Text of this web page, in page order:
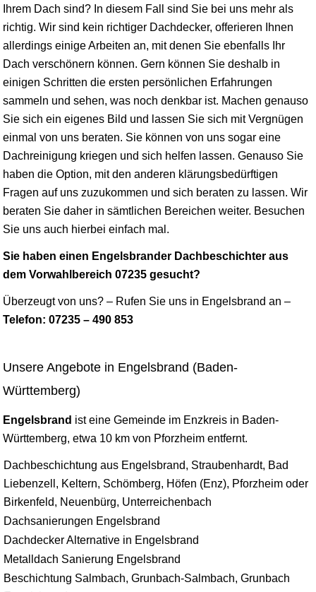
Ihrem Dach sind? In diesem Fall sind Sie bei uns mehr als
richtig. Wir sind kein richtiger Dachdecker, offerieren Ihnen
allerdings einige Arbeiten an, mit denen Sie ebenfalls Ihr
Dach verschönern können. Gern können Sie deshalb in
einigen Schritten die ersten persönlichen Erfahrungen
sammeln und sehen, was noch denkbar ist. Machen genauso
Sie sich ein eigenes Bild und lassen Sie sich mit Vergnügen
einmal von uns beraten. Sie können von uns sogar eine
Dachreinigung kriegen und sich helfen lassen. Genauso Sie
haben die Option, mit den anderen klärungsbedürftigen
Fragen auf uns zuzukommen und sich beraten zu lassen. Wir
beraten Sie daher in sämtlichen Bereichen weiter. Besuchen
Sie uns auch hierbei einfach mal.
Sie haben einen Engelsbrander Dachbeschichter aus
dem Vorwahlbereich 07235 gesucht?
Überzeugt von uns? – Rufen Sie uns in Engelsbrand an –
Telefon: 07235 – 490 853
Unsere Angebote in Engelsbrand (Baden-
Württemberg)
Engelsbrand ist eine Gemeinde im Enzkreis in Baden-
Württemberg, etwa 10 km von Pforzheim entfernt.
Dachbeschichtung aus Engelsbrand, Straubenhardt, Bad
Liebenzell, Keltern, Schömberg, Höfen (Enz), Pforzheim oder
Birkenfeld, Neuenbürg, Unterreichenbach
Dachsanierungen Engelsbrand
Dachdecker Alternative in Engelsbrand
Metalldach Sanierung Engelsbrand
Beschichtung Salmbach, Grunbach-Salmbach, Grunbach